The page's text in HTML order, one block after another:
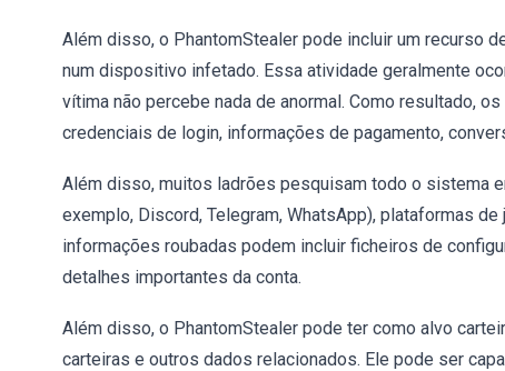
Além disso, o PhantomStealer pode incluir um recurso
num dispositivo infetado. Essa atividade geralmente
vítima não percebe nada de anormal. Como resultado,
credenciais de login, informações de pagamento,
Além disso, muitos ladrões pesquisam todo o sistema
exemplo, Discord, Telegram, WhatsApp), plataformas
informações roubadas podem incluir ficheiros de
detalhes importantes da conta.
Além disso, o PhantomStealer pode ter como alvo
carteiras e outros dados relacionados. Ele pode ser